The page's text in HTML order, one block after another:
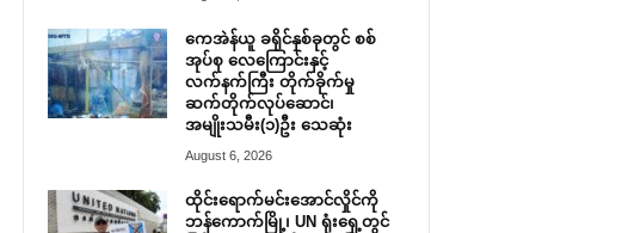
ကေအဲန်ယူ ခရိုင်နှစ်ခုတွင် စစ်
အုပ်စု လေကြောင်းနှင့်
လက်နက်ကြီး တိုက်ခိုက်မှု
ဆက်တိုက်လုပ်ဆောင်၊
အမျိုးသမီး(၁)ဦး သေဆုံး
August 6, 2026
ထိုင်းရောက်မင်းအောင်လှိုင်ကို
ဘန်ကောက်မြို့၊ UN ရုံးရှေ့တွင်